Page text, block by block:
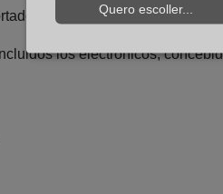
denominados en cualquier
los electrónicos,
Quero escoller...